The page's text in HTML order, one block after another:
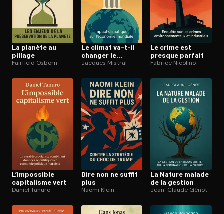
La planète au
pillage
Fairfield Osborn
Le climat va-t-il
changer le
capitalisme ?
Jacques Mistral
Le crime est
presque parfait
Fabrice Nicolino
L’impossible
capitalisme vert
Daniel Tanuro
Dire non ne suffit
plus
Naomi Klein
La Nature malade
de la gestion
Jean-Claude Génot